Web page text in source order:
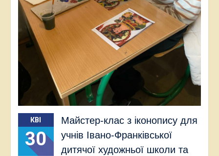
КВІ
30
Майстер-клас з іконопису для
учнів Івано-Франківської
дитячої художньої школи та